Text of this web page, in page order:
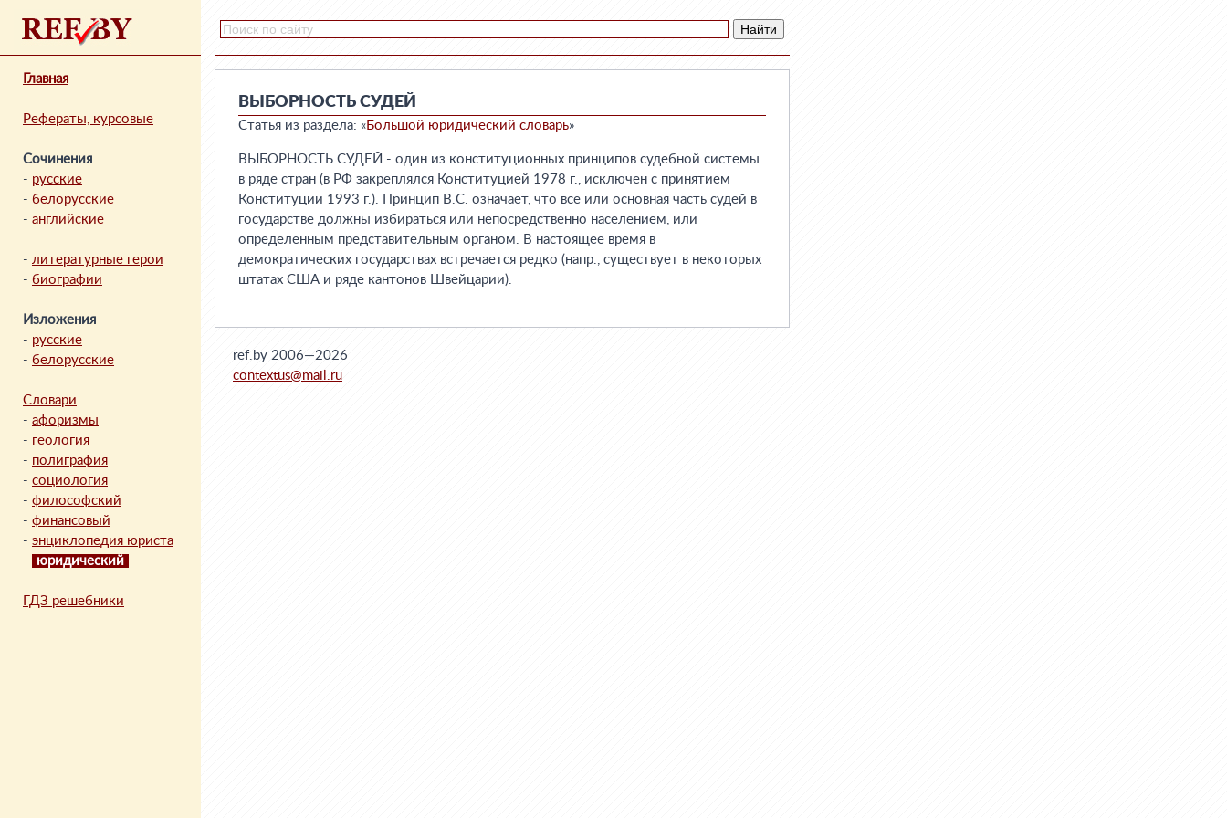
Главная
Рефераты, курсовые
Сочинения
- русские
- белорусские
- английские
- литературные герои
- биографии
Изложения
- русские
- белорусские
Словари
- афоризмы
- геология
- полиграфия
- социология
- философский
- финансовый
- энциклопедия юриста
-
юридический
ГДЗ решебники
ВЫБОРНОСТЬ СУДЕЙ
Статья из раздела: «Большой юридический словарь»
ВЫБОРНОСТЬ СУДЕЙ - один из конституционных принципов судебной системы
в ряде стран (в РФ закреплялся Конституцией 1978 г., исключен с принятием
Конституции 1993 г.). Принцип B.C. означает, что все или основная часть судей в
государстве должны избираться или непосредственно населением, или
определенным представительным органом. В настоящее время в
демократических государствах встречается редко (напр., существует в некоторых
штатах США и ряде кантонов Швейцарии).
ref.by 2006—2026
contextus@mail.ru